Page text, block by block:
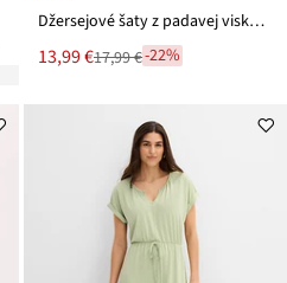
Džersejové šaty z padavej viskózy
Nová
cena
13,99 €
Zľava 17,99 €-22%